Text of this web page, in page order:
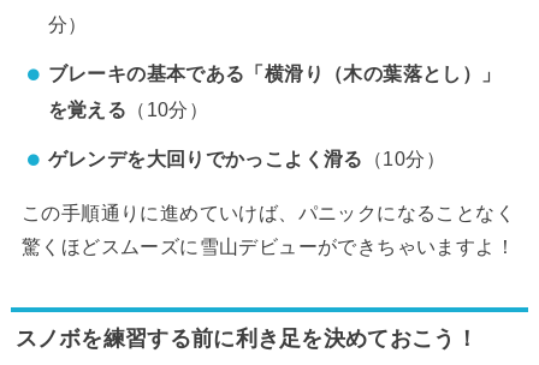
分）
ブレーキの基本である「横滑り（木の葉落とし）」
を覚える （10分）
ゲレンデを大回りでかっこよく滑る （10分）
この手順通りに進めていけば、パニックになることなく
驚くほどスムーズに雪山デビューができちゃいますよ！
スノボを練習する前に利き足を決めておこう！